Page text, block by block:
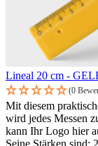
Lineal 20 cm -
(0
Mit diesem
wird jedes Messen
kann Ihr Logo hier
Seine Stärken sind: